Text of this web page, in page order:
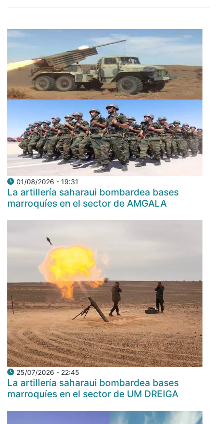
01/08/2026 - 19:31
La artillería saharaui bombardea bases
marroquíes en el sector de AMGALA
25/07/2026 - 22:45
La artillería saharaui bombardea bases
marroquíes en el sector de UM DREIGA